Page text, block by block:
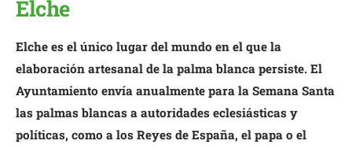
Elche
Elche es el único lugar del mundo en el que la
elaboración artesanal de la palma blanca persiste. El
Ayuntamiento envía anualmente para la Semana Santa
las palmas blancas a autoridades eclesiásticas y
políticas, como a los Reyes de España, el papa o el